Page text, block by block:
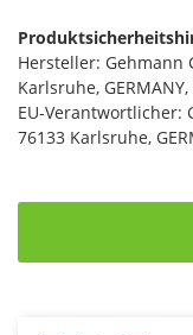
Hersteller: Gehmann
Karlsruhe,
EU-Verantwortlicher:
76133 Karlsruhe,